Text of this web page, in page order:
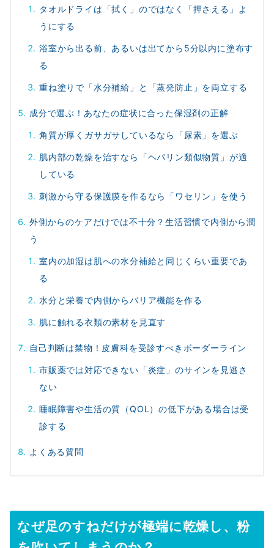
タオルドライは「拭く」のではなく「押さえる」よ
うにする
浴室から出る前、あるいは出てから5分以内に塗布す
る
重ね塗りで「水分補給」と「蒸発防止」を両立する
成分で選ぶ！あなたの症状に合った保湿剤の正解
角質が厚くガサガサしているなら「尿素」を選ぶ
肌内部の乾燥を治すなら「ヘパリン類似物質」が適
している
刺激から守る保護膜を作るなら「ワセリン」を使う
外側からのケアだけでは不十分？生活習慣で内側から潤
う
室内の加湿は肌への水分補給と同じくらい重要であ
る
水分と栄養で内側からバリア機能を作る
肌に触れる衣類の素材を見直す
自己判断は禁物！皮膚科を受診すべきボーダーライン
市販薬では対応できない「炎症」のサインを見逃さ
ない
睡眠障害や生活の質（QOL）の低下がある場合は受
診する
よくある質問
なぜ足のすねだけが極端に乾燥し、粉